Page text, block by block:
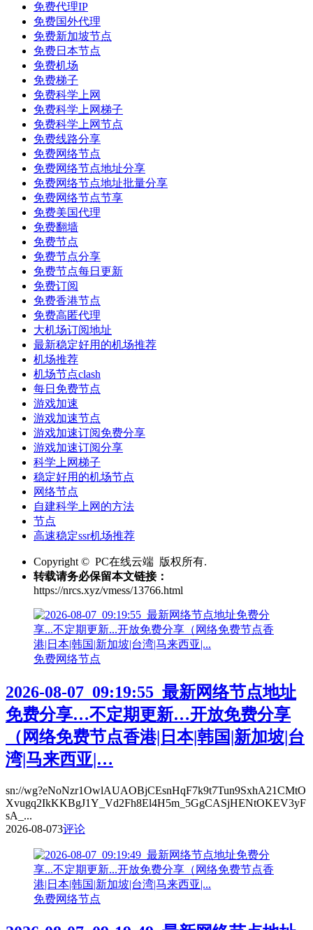
免费代理IP
免费国外代理
免费新加坡节点
免费日本节点
免费机场
免费梯子
免费科学上网
免费科学上网梯子
免费科学上网节点
免费线路分享
免费网络节点
免费网络节点地址分享
免费网络节点地址批量分享
免费网络节点节享
免费美国代理
免费翻墙
免费节点
免费节点分享
免费节点每日更新
免费订阅
免费香港节点
免费高匿代理
大机场订阅地址
最新稳定好用的机场推荐
机场推荐
机场节点clash
每日免费节点
游戏加速
游戏加速节点
游戏加速订阅免费分享
游戏加速订阅分享
科学上网梯子
稳定好用的机场节点
网络节点
自建科学上网的方法
节点
高速稳定ssr机场推荐
Copyright © PC在线云端 版权所有.
转载请务必保留本文链接：
https://nrcs.xyz/vmess/13766.html
免费网络节点
2026-08-07_09:19:55_最新网络节点地址
免费分享…不定期更新…开放免费分享
（网络免费节点香港|日本|韩国|新加坡|台
湾|马来西亚|…
sn://wg?eNoNzr1OwlAUAOBjCEsnHqF7k9t7Tun9SxhA21CMtO
Xvugq2IkKKBgJ1Y_Vd2Fh8El4H5m_5GgCASjHENtOKEV3yF
sA_...
2026-08-073评论
免费网络节点